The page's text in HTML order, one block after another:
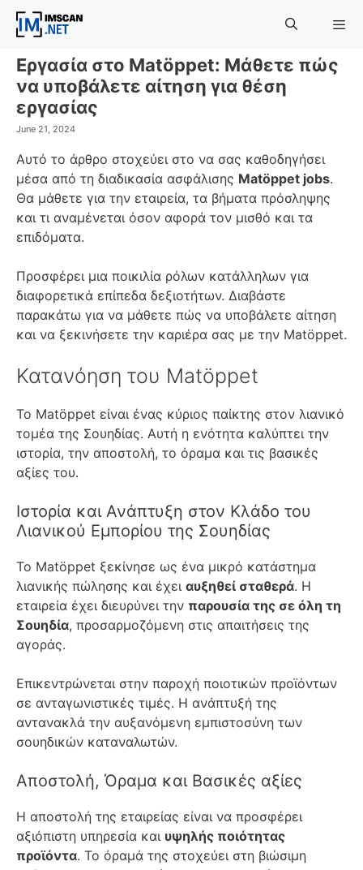
Skip
Menu
Εργασία στο Matöppet: Μάθετε πώς
να υποβάλετε αίτηση για θέση
εργασίας
June 21, 2024
Αυτό το άρθρο στοχεύει στο να σας καθοδηγήσει
μέσα από τη διαδικασία ασφάλισης Matöppet jobs.
Θα μάθετε για την εταιρεία, τα βήματα πρόσληψης
και τι αναμένεται όσον αφορά τον μισθό και τα
επιδόματα.
Προσφέρει μια ποικιλία ρόλων κατάλληλων για
διαφορετικά επίπεδα δεξιοτήτων. Διαβάστε
παρακάτω για να μάθετε πώς να υποβάλετε αίτηση
και να ξεκινήσετε την καριέρα σας με την Matöppet.
Κατανόηση του Matöppet
Το Matöppet είναι ένας κύριος παίκτης στον λιανικό
τομέα της Σουηδίας. Αυτή η ενότητα καλύπτει την
ιστορία, την αποστολή, το όραμα και τις βασικές
αξίες του.
Ιστορία και Ανάπτυξη στον Κλάδο του
Λιανικού Εμπορίου της Σουηδίας
Το Matöppet ξεκίνησε ως ένα μικρό κατάστημα
λιανικής πώλησης και έχει αυξηθεί σταθερά. Η
εταιρεία έχει διευρύνει την παρουσία της σε όλη τη
Σουηδία, προσαρμοζόμενη στις απαιτήσεις της
αγοράς.
Επικεντρώνεται στην παροχή ποιοτικών προϊόντων
σε ανταγωνιστικές τιμές. Η ανάπτυξή της
αντανακλά την αυξανόμενη εμπιστοσύνη των
σουηδικών καταναλωτών.
Αποστολή, Όραμα και Βασικές αξίες
Η αποστολή της εταιρείας είναι να προσφέρει
αξιόπιστη υπηρεσία και υψηλής ποιότητας
προϊόντα. Το όραμά της στοχεύει στη βιώσιμη